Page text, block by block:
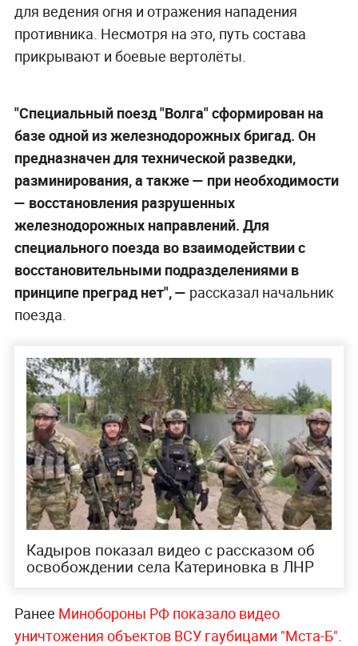
для ведения огня и отражения нападения
противника. Несмотря на это, путь состава
прикрывают и боевые вертолёты.
"Специальный поезд "Волга" сформирован на
базе одной из железнодорожных бригад. Он
предназначен для технической разведки,
разминирования, а также— при необходимости
— восстановления разрушенных
железнодорожных направлений. Для
специального поезда во взаимодействии с
восстановительными подразделениями в
принципе преград нет", — рассказал начальник
поезда.
Кадыров показал видео с рассказом об
освобождении села Катериновка в ЛНР
Ранее Минобороны РФ показало видео
уничтожения объектов ВСУ гаубицами "Мста-Б"